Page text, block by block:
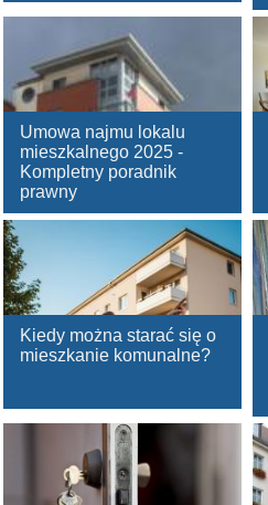
Umowa najmu lokalu
mieszkalnego 2025 -
Kompletny poradnik
prawny
Kiedy można starać się o
mieszkanie komunalne?